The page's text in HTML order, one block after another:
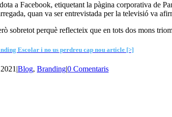
a Facebook, etiquetant la pàgina corporativa de
quan va ser entrevistada per la televisió va
sobretot perquè reflecteix que en tots dos mons
Escolar i no us perdreu cap nou article [>]
|Blog, Branding|0 Comentaris